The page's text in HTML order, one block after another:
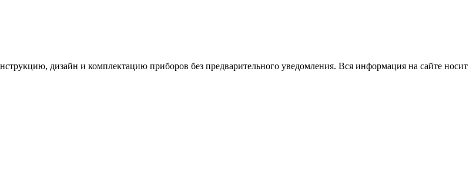
дизайн и комплектацию приборов без предварительного уведомления. Вся информация на сайте носит